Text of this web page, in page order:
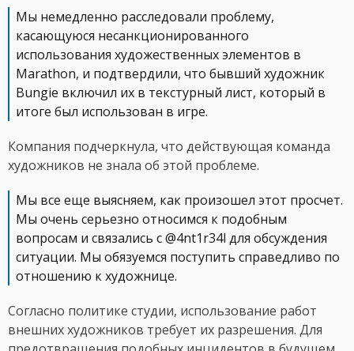
Мы немедленно расследовали проблему,
касающуюся несанкционированного
использования художественных элементов в
Marathon, и подтвердили, что бывший художник
Bungie включил их в текстурный лист, который в
итоге был использован в игре.
Компания подчеркнула, что действующая команда
художников не знала об этой проблеме.
Мы все еще выясняем, как произошел этот просчет.
Мы очень серьезно относимся к подобным
вопросам и связались с @4nt1r34l для обсуждения
ситуации. Мы обязуемся поступить справедливо по
отношению к художнице.
Согласно политике студии, использование работ
внешних художников требует их разрешения. Для